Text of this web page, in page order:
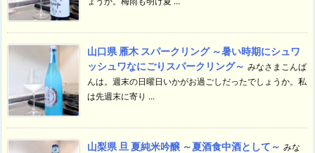
山口県 雁木 スパークリング ～暑い時期にシュワ
ッシュワなにごりスパークリング～ みなさまこんば
んは。週末の日曜日いかがお過ごしだったでしょうか。私
は先週末に寄り ...
山梨県 旦 夏純米吟醸 ～夏酒食中酒として～ みな